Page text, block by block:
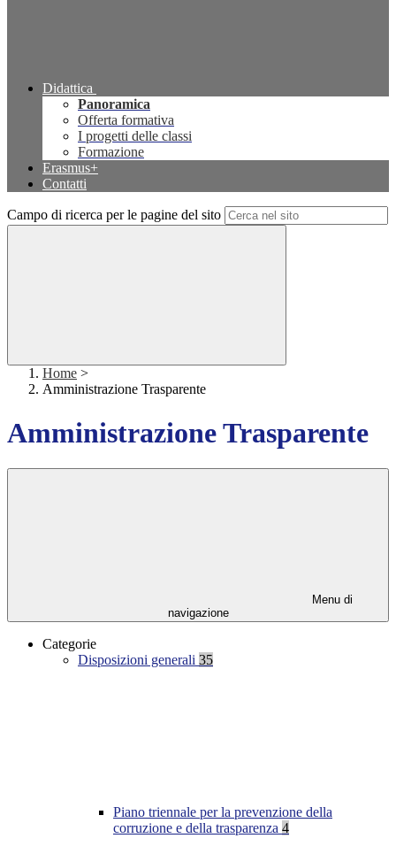
Didattica
Panoramica
Offerta formativa
I progetti delle classi
Formazione
Erasmus+
Contatti
Campo di ricerca per le pagine del sito
Home >
Amministrazione Trasparente
Amministrazione Trasparente
Menu di
navigazione
Categorie
Disposizioni generali 35
Piano triennale per la prevenzione della
corruzione e della trasparenza 4